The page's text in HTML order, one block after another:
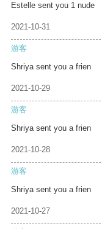
Estelle sent you 1 nude
2021-10-31
游客
Shriya sent you a frien
2021-10-29
游客
Shriya sent you a frien
2021-10-28
游客
Shriya sent you a frien
2021-10-27